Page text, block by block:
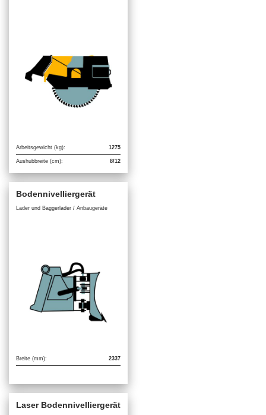
Arbeitsgewicht (kg): 1275
Aushubbreite (cm): 8/12
Bodennivelliergerät
Lader und Baggerlader / Anbaugeräte
Breite (mm): 2337
Laser Bodennivelliergerät